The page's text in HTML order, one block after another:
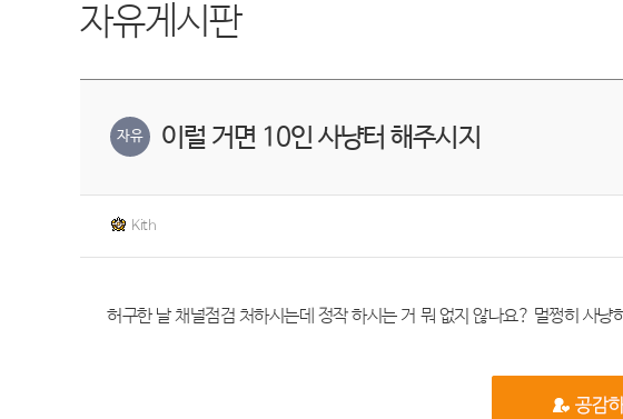
자유게시판
자유 이럴 거면 10인 사냥터 해주시지
Kith
허구한 날 채널점검 처하시는데 정작 하시는 거 뭐 없지 않나요? 멀쩡히 사